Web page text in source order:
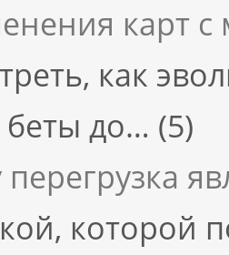
карт
как
до… (5)
которой